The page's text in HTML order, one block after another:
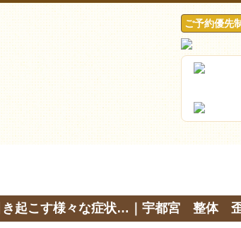
ご予約優先
き起こす様々な症状…｜宇都宮 整体